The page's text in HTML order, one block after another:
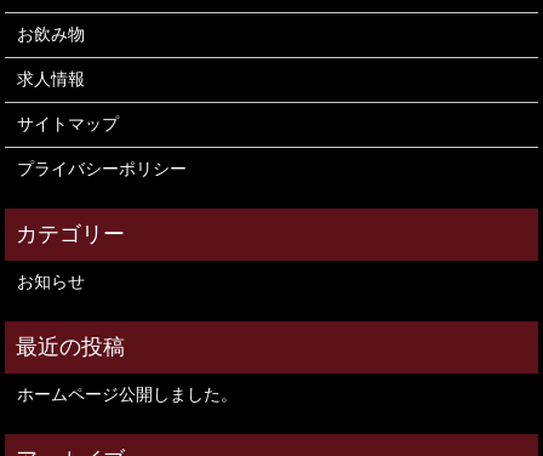
お飲み物
求人情報
サイトマップ
プライバシーポリシー
お知らせ
ホームページ公開しました。